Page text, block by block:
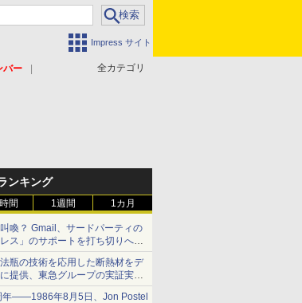
Impress サイト
全カテゴリ
バー
ンキング
間 1週間 1カ月
喚？ Gmail、サードパーティの
レス」のサポートを打ち切りへ
】
瓶の技術を応用した断熱材をデ
提供、東急グループの実証実験
ス密封真空断熱パネル TIVIP」
年――1986年8月5日、Jon Postel